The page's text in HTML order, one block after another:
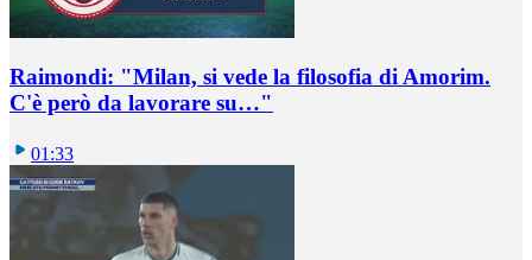
Raimondi: "Milan, si vede la filosofia di Amorim.
C'è però da lavorare su…"
01:33